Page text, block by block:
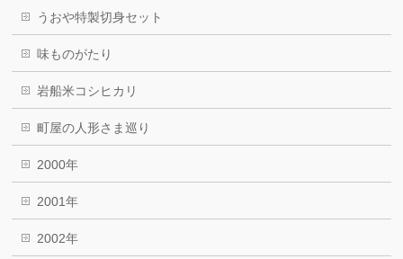
うおや特製切身セット
味ものがたり
岩船米コシヒカリ
町屋の人形さま巡り
2000年
2001年
2002年